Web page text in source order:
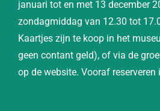
januari tot en met 13 december
zondagmiddag van 12.30 tot
Kaartjes zijn te koop in het
geen contant geld), of via de
op de website. Vooraf reserveren